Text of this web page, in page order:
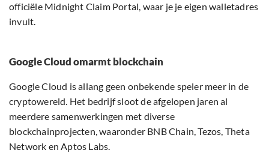
officiële Midnight Claim Portal, waar je je eigen walletadres
invult.
Google Cloud omarmt blockchain
Google Cloud is allang geen onbekende speler meer in de
cryptowereld. Het bedrijf sloot de afgelopen jaren al
meerdere samenwerkingen met diverse
blockchainprojecten, waaronder BNB Chain, Tezos, Theta
Network en Aptos Labs.